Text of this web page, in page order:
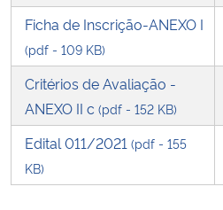
Secretaria de Governo
Gabinete de Segurança Institucional
Advocacia-Geral da União
Banco Central do Brasil
Ficha de Inscrição-ANEXO I
(pdf - 109 KB)
Critérios de Avaliação -
ANEXO II c (pdf - 152 KB)
Edital 011/2021 (pdf - 155
KB)